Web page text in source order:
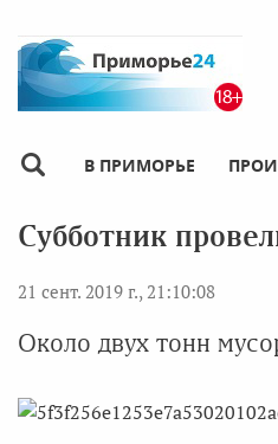
В ПРИМОРЬЕ
Субботник
21 сент. 2019 г., 21:10:08
Около двух тонн